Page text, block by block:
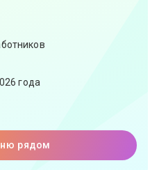
года
рядом